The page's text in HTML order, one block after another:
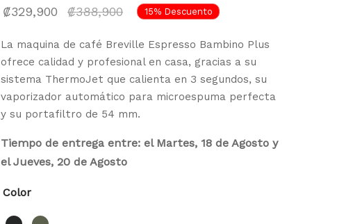
15% Descuento
₡329,900 ₡388,900
El precio
es:
₡329,900.
La maquina de café Breville Espresso Bambino Plus
ofrece calidad y profesional en casa, gracias a su
sistema ThermoJet que calienta en 3 segundos, su
vaporizador automático para microespuma perfecta
y su portafiltro de 54 mm.
Tiempo de entrega entre: el Martes, 18 de Agosto y
el Jueves, 20 de Agosto
Color